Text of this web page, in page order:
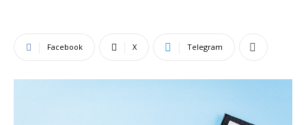
Facebook X Telegram